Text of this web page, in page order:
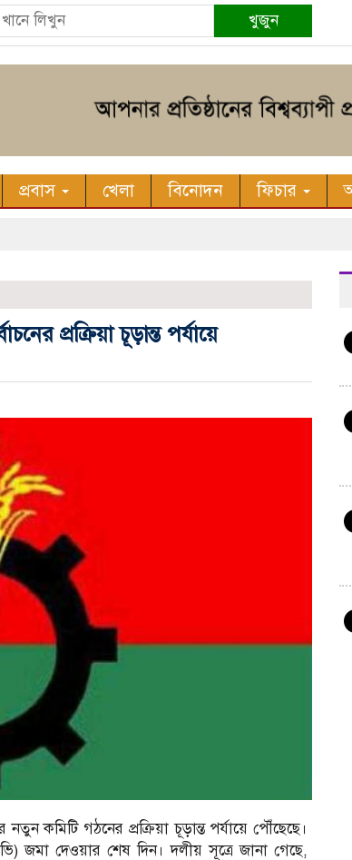
খুজুন
প্রবাস খেলা বিনোদন ফিচার
প্রক্রিয়া চূড়ান্ত পর্যায়ে
কমিটি গঠনের প্রক্রিয়া চূড়ান্ত পর্যায়ে পৌঁছেছে।
জমা দেওয়ার শেষ দিন। দলীয় সূত্রে জানা গেছে,